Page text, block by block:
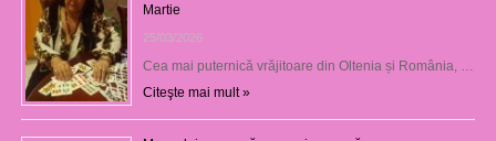
Martie
25/03/2026
Cea mai puternică vrăjitoare din Oltenia și România, …
Citeşte mai mult »